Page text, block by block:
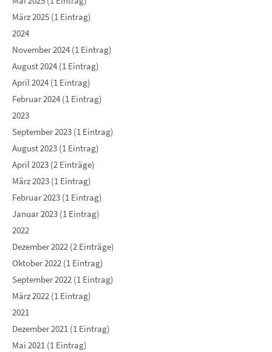
März 2025 (1 Eintrag)
2024
November 2024 (1 Eintrag)
August 2024 (1 Eintrag)
April 2024 (1 Eintrag)
Februar 2024 (1 Eintrag)
2023
September 2023 (1 Eintrag)
August 2023 (1 Eintrag)
April 2023 (2 Einträge)
März 2023 (1 Eintrag)
Februar 2023 (1 Eintrag)
Januar 2023 (1 Eintrag)
2022
Dezember 2022 (2 Einträge)
Oktober 2022 (1 Eintrag)
September 2022 (1 Eintrag)
März 2022 (1 Eintrag)
2021
Dezember 2021 (1 Eintrag)
Mai 2021 (1 Eintrag)